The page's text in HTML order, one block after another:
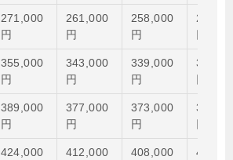
271,000
円
261,000
円
258,000
円
355,000
円
343,000
円
339,000
円
389,000
円
377,000
円
373,000
円
424,000
412,000
408,000